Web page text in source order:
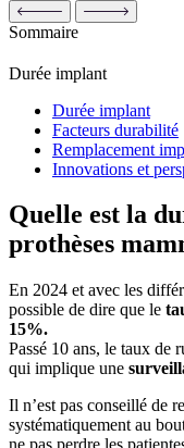
Sommaire
Durée implant
Durée implant
Facteurs durabilité
Remplacement
Innovations et
Quelle est la
prothèses
En 2024 et avec les
possible de dire que le
15%.
Passé 10 ans, le taux de
qui implique une
Il n’est pas conseillé de
systématiquement au